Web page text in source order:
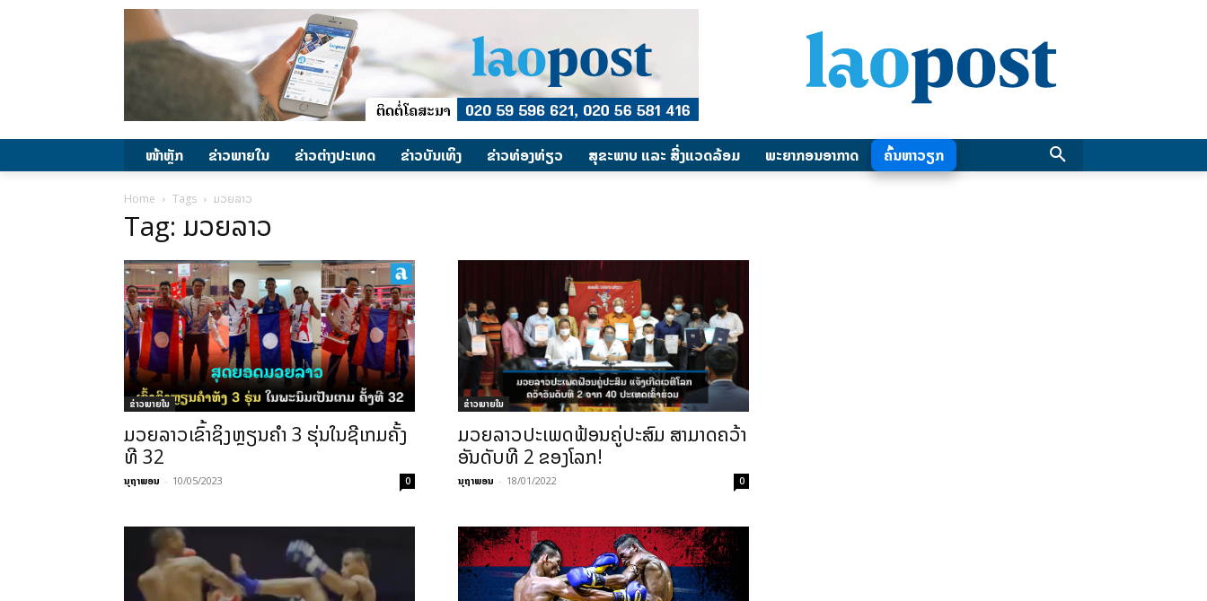
ໜ້າຫຼັກ ຂ່າວພາຍ​ໃນ ຂ່າວຕ່າງປະເທດ ​ຂ່າວບັນເທິງ ​ຂ່າວທ່ອງທ່ຽວ ສຸຂະພາບ ແລະ ສີ່ງແວດລ້ອມ ພະຍາກອນອາກາດ ຄົ້ນຫາວຽກ
Home Tags ມວຍລາວ
Tag: ມວຍລາວ
ຂ່າວພາຍ​ໃນ
ມວຍລາວເຂົ້າຊິງຫຼຽນຄຳ 3 ຮຸ່ນໃນຊີເກມຄັ້ງ
ທີ 32
ນຸຖາພອນ - 10/05/2023 0
ຂ່າວພາຍ​ໃນ
ມວຍລາວປະເພດຟ້ອນຄູ່ປະສົມ ສາມາດຄວ້າ
ອັນດັບທີ 2 ຂອງໂລກ!
ນຸຖາພອນ - 18/01/2022 0